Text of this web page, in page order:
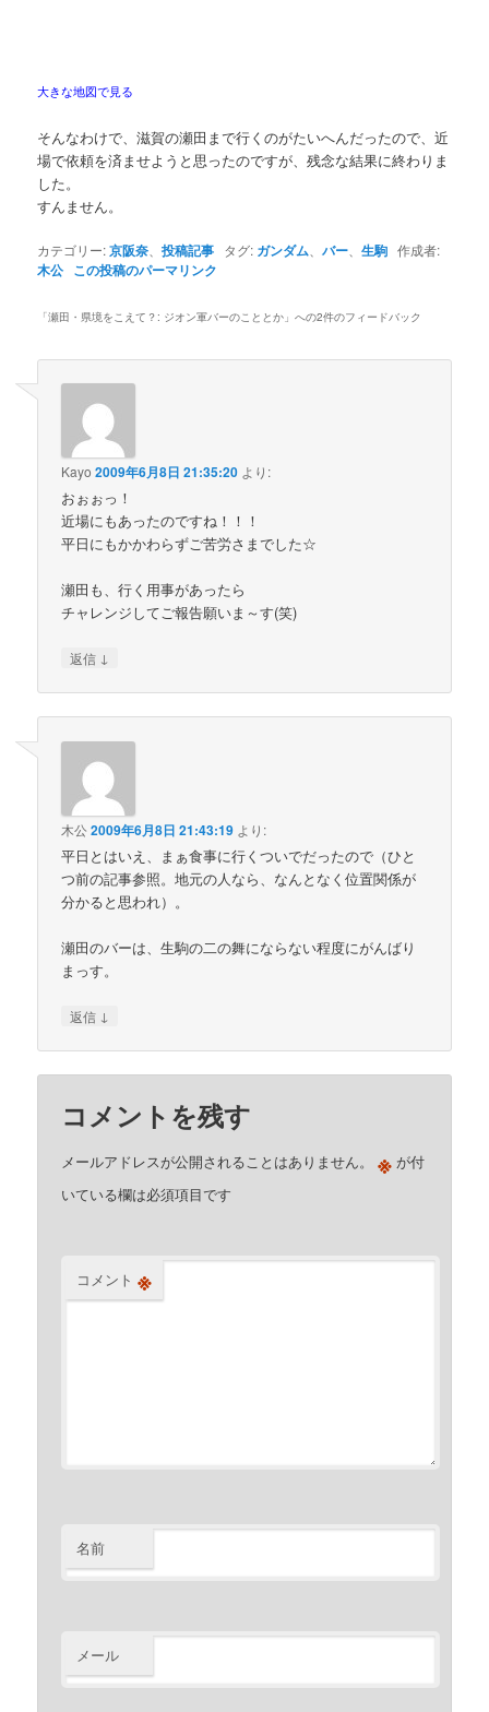
大きな地図で見る
そんなわけで、滋賀の瀬田まで行くのがたいへんだったので、近
場で依頼を済ませようと思ったのですが、残念な結果に終わりま
した。
すんません。
カテゴリー:京阪奈 、投稿記事 タグ: ガンダム 、バー 、生駒 作成者:
木公 この投稿のパーマリンク
「瀬田・県境をこえて？: ジオン軍バーのこととか 」への2件のフィードバック
Kayo 2009年6月8日 21:35:20 より:
おぉぉっ！
近場にもあったのですね！！！
平日にもかかわらずご苦労さまでした☆
瀬田も、行く用事があったら
チャレンジしてご報告願いま～す(笑)
返信 ↓
木公2009年6月8日 21:43:19 より:
平日とはいえ、まぁ食事に行くついでだったので（ひと
つ前の記事参照。地元の人なら、なんとなく位置関係が
分かると思われ）。
瀬田のバーは、生駒の二の舞にならない程度にがんばり
まっす。
返信 ↓
コメントを残す
メールアドレスが公開されることはありません。 ※ が付
いている欄は必須項目です
コメント ※
名前
メール